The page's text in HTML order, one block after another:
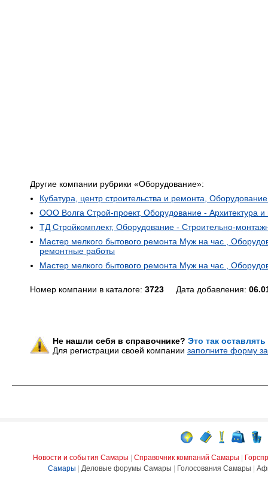
Другие компании рубрики «Оборудование»:
Кубатура, центр строительства и ремонта,
ООО Волга Строй-проект, Оборудование - Архитектура и
ТД Стройкомплект, Оборудование - Строительно-
Мастер мелкого бытового ремонта Муж на час ,
ремонтные работы
Мастер мелкого бытового ремонта Муж на час ,
Номер компании в каталоге: 3723 Дата добавления:
Не нашли себя в справочнике? Это так
Для регистрации своей компании заполните форму
Новости и события Самары Справочник компаний Самары
Самары
Деловые форумы Самары Голосования Самары